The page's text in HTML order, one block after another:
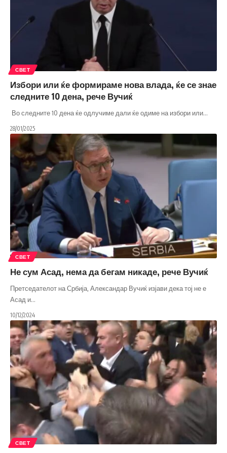
СВЕТ
Избори или ќе формираме нова влада, ќе се знае
следните 10 дена, рече Вучиќ
Во следните 10 дена ќе одлучиме дали ќе одиме на избори или…
28/01/2025
СВЕТ
Не сум Асад, нема да бегам никаде, рече Вучиќ
Претседателот на Србија, Александар Вучиќ изјави дека тој не е
Асад и…
10/12/2024
СВЕТ